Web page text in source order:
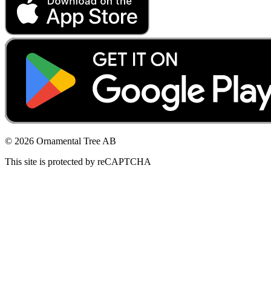
© 2026 Ornamental Tree AB
This site is protected by reCAPTCHA